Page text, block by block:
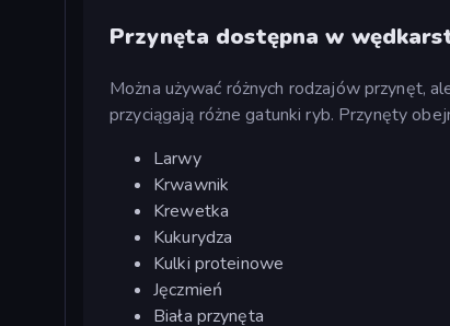
Przynęta dostępna w
Można używać różnych rodzajów przynęt,
przyciągają różne gatunki ryb. Przynęty
Larwy
Krwawnik
Krewetka
Kukurydza
Kulki proteinowe
Jęczmień
Biała przynęta